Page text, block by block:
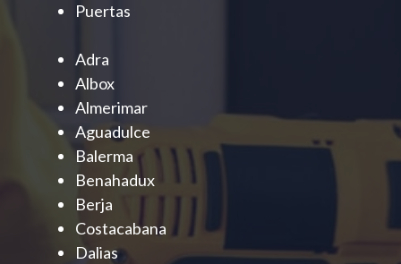
Puertas
Adra
Albox
Almerimar
Aguadulce
Balerma
Benahadux
Berja
Costacabana
Dalias